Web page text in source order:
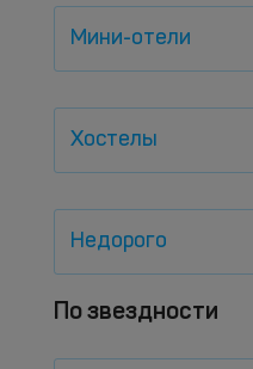
Мини-отели
Хостелы
Недорого
По звездности